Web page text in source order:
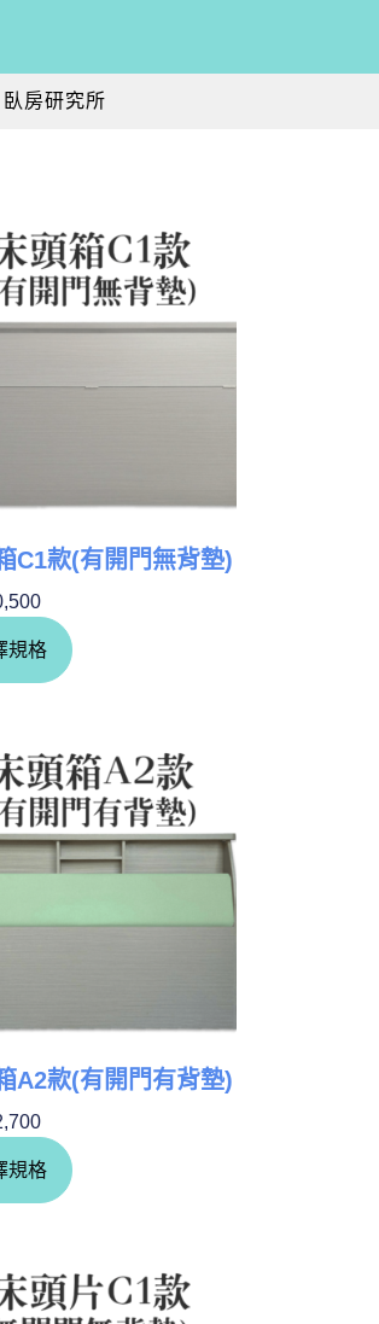
臥房研究所
C1款(有開門無背墊)
規格
A2款(有開門有背墊)
規格